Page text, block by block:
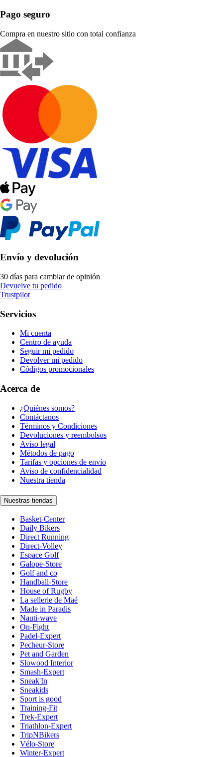
Pago seguro
Compra en nuestro sitio con total confianza
Envío y devolución
30 días para cambiar de opinión
Devuelve tu pedido
Trustpilot
Servicios
Mi cuenta
Centro de ayuda
Seguir mi pedido
Devolver mi pedido
Códigos promocionales
Acerca de
¿Quiénes somos?
Contáctanos
Términos y Condiciones
Devoluciones y reembolsos
Aviso legal
Métodos de pago
Tarifas y opciones de envío
Aviso de confidencialidad
Nuestra tienda
Nuestras tiendas
Basket-Center
Daily Bikers
Direct Running
Direct-Volley
Espace Golf
Galope-Store
Golf and co
Handball-Store
House of Rugby
La sellerie de Maé
Made in Paradis
Nauti-wave
On-Fight
Padel-Expert
Pecheur-Store
Pet and Garden
Slowood Interior
Smash-Expert
Sneak'In
Sneakids
Sport is good
Training-Fit
Trek-Expert
Triathlon-Expert
TripNBikers
Vélo-Store
Winter-Expert